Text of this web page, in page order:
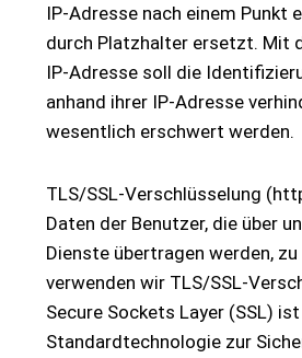
IP-Adresse nach einem Punkt
durch Platzhalter ersetzt. Mit
IP-Adresse soll die
anhand ihrer IP-Adresse
wesentlich erschwert werden.
TLS/SSL-Verschlüsselung
Daten der Benutzer, die über
Dienste übertragen werden,
verwenden wir TLS/SSL-
Secure Sockets Layer (SSL)
Standardtechnologie zur